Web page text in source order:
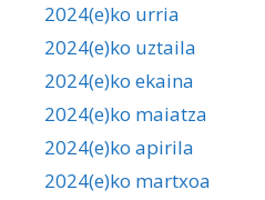
2024(e)ko urria
2024(e)ko uztaila
2024(e)ko ekaina
2024(e)ko maiatza
2024(e)ko apirila
2024(e)ko martxoa